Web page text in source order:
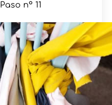
Paso nº 11